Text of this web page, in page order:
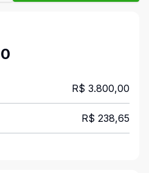
R$ 3.800,00
R$ 238,65